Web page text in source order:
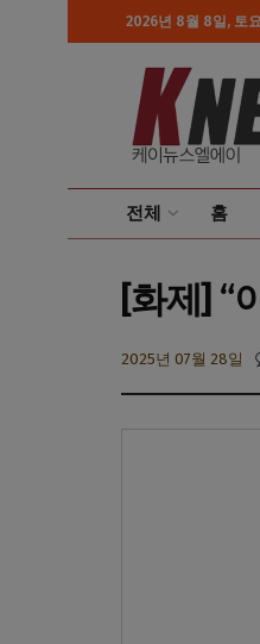
2026년 8월 8일, 토
전체 홈
[화제] “
2025년 07월 28일